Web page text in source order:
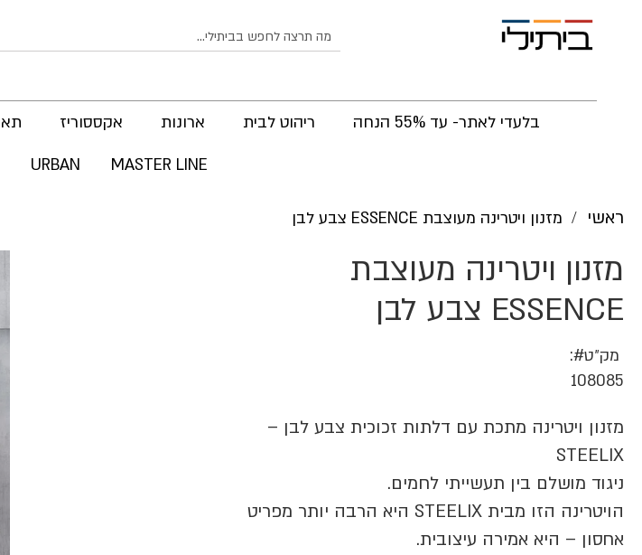
לחפש
בלעדי לאתר- עד 55% הנחה ריהוט לבית ארונות אקססוריז
MASTER LINE
URBAN
ראשי מזנון ויטרינה מעוצבת ESSENCE צבע לבן
מזנון ויטרינה מעוצבת
ESSENCE צבע לבן
מק״ט
108085
מזנון ויטרינה מתכת עם דלתות זכוכית צבע לבן –
STEELIX
ניגוד מושלם בין תעשייתי לחמים.
הויטרינה הזו מבית STEELIX היא הרבה יותר מפריט
אחסון – היא אמירה עיצובית.